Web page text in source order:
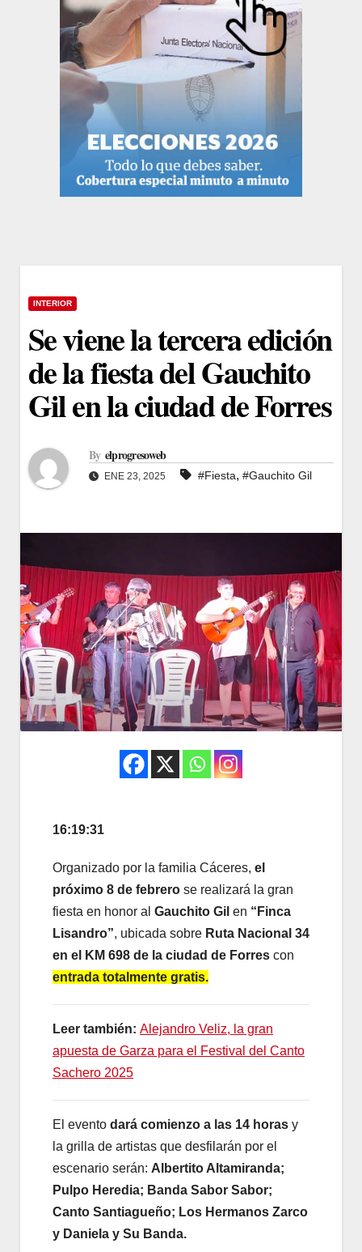
INTERIOR
Se viene la tercera edición
de la fiesta del Gauchito
Gil en la ciudad de Forres
By elprogresoweb
ENE 23, 2025 #Fiesta, #Gauchito Gil
16:19:31
Organizado por la familia Cáceres, el
próximo 8 de febrero se realizará la gran
fiesta en honor al Gauchito Gil en “Finca
Lisandro”, ubicada sobre Ruta Nacional 34
en el KM 698 de la ciudad de Forres con
entrada totalmente gratis.
Leer también: Alejandro Veliz, la gran
apuesta de Garza para el Festival del Canto
Sachero 2025
El evento dará comienzo a las 14 horas y
la grilla de artistas que desfilarán por el
escenario serán: Albertito Altamiranda;
Pulpo Heredia; Banda Sabor Sabor;
Canto Santiagueño; Los Hermanos Zarco
y Daniela y Su Banda.